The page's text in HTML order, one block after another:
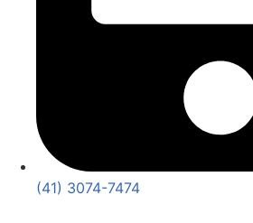
(41) 3074-7474